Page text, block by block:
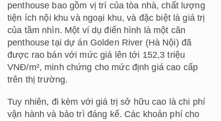
penthouse bao gồm vị trí của tòa nhà, chất lượng
tiện ích nội khu và ngoại khu, và đặc biệt là giá trị
của tầm nhìn. Một ví dụ điển hình là một căn
penthouse tại dự án Golden River (Hà Nội) đã
được rao bán với mức giá lên tới 152,3 triệu
VNĐ/m², minh chứng cho mức định giá cao cấp
trên thị trường.
Tuy nhiên, đi kèm với giá trị sở hữu cao là chi phí
vận hành và bảo trì đáng kể. Các khoản phí cho